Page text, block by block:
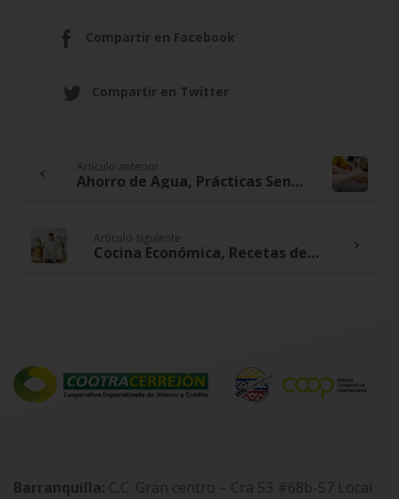
Compartir en Facebook
Compartir en Twitter
Continue
Artículo anterior
Ahorro de Agua, Prácticas Sencillas para Reducir el Consumo y la Factura
Artículo siguiente
Cocina Económica, Recetas deliciosas y asequibles para toda la familia
Barranquilla: C.C. Gran centro – Cra 53 #68b-57 Local